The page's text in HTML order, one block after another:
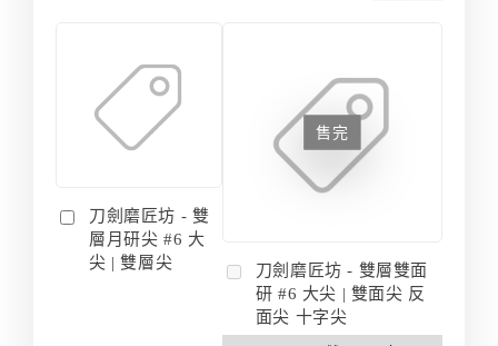
刀劍磨匠坊 - 雙
層月研尖 #6 大
尖 | 雙層尖
售完
刀劍磨匠坊 - 雙層雙面
研 #6 大尖 | 雙面尖 反
面尖 十字尖